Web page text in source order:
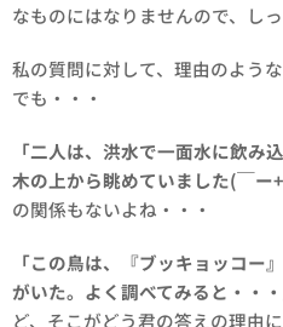
なものにはなりませんので、し
私の質問に対して、理由のよう
でも・・・
「二人は、洪水で一面水に飲み
木の上から眺めていました(￣ー+
の関係もないよね・・・
「この鳥は、『ブッキョッコー
がいた。よく調べてみると・・・
ど、そこがどう君の答えの理由